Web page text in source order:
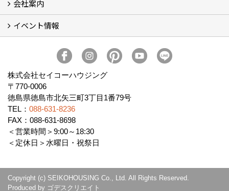
田宮・矢三の不動産ならセイコーハウジング
土地・中古住宅情報
賃貸情報
実家相続
ECOTOWN西矢三第3期・第4期分譲中
会社案内
会社概要
アクセス
スタッフ紹介
家づくりコラム
消費者志向自主宣言
ZEHビルダー2025年度実績報告書
SDGs宣言
リクルート
プライバシーポリシー
ご紹介キャンペーン
イベント情報
イベント予告
イベント報告
株式会社セイコーハウジング
〒770-0006
徳島県徳島市北矢三町3丁目1番79号
TEL： 088-631-8236
FAX：088-631-8698
＜営業時間＞9:00～18:30
＜定休日＞水曜日・祝祭日
Copyright (c) SEIKOHOUSING Co., Ltd. All Rights Reserved.
Produced by ゴデスクリエイト